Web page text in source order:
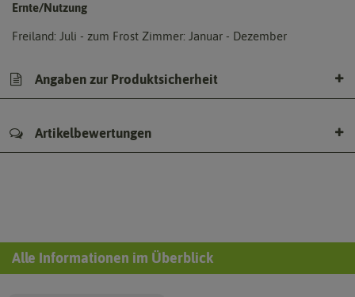
Ernte/Nutzung
Freiland: Juli - zum Frost Zimmer: Januar - Dezember
Angaben zur Produktsicherheit
Artikelbewertungen
Alle Informationen im Überblick